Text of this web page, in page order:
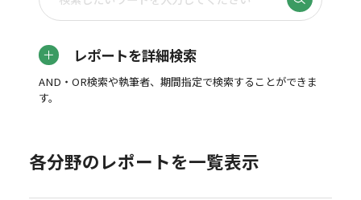
レポートを詳細検索
AND・OR検索や執筆者、期間指定で検索することができま
す。
各分野のレポートを一覧表示